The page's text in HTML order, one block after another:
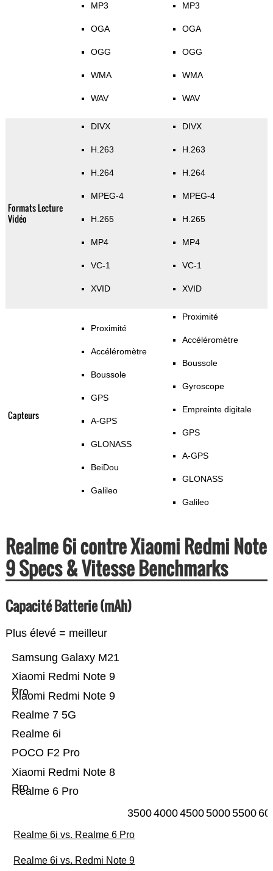
MP3
OGA
OGG
WMA
WAV
MP3
OGA
OGG
WMA
WAV
Formats Lecture
Vidéo
DIVX
H.263
H.264
MPEG-4
H.265
MP4
VC-1
XVID
DIVX
H.263
H.264
MPEG-4
H.265
MP4
VC-1
XVID
Capteurs
Proximité
Accéléromètre
Boussole
GPS
A-GPS
GLONASS
BeiDou
Galileo
Proximité
Accéléromètre
Boussole
Gyroscope
Empreinte digitale
GPS
A-GPS
GLONASS
Galileo
Realme 6i contre Xiaomi Redmi Note
9 Specs & Vitesse Benchmarks
Capacité Batterie (mAh)
Plus élevé = meilleur
Realme 6 Pro
Xiaomi Redmi Note 8
Pro
POCO F2 Pro
Realme 6i
Realme 7 5G
Xiaomi Redmi Note 9
Xiaomi Redmi Note 9
Pro
Samsung Galaxy M21
35004000450050005500
Realme 6i vs. Realme 6 Pro
Realme 6i vs. Redmi Note 9